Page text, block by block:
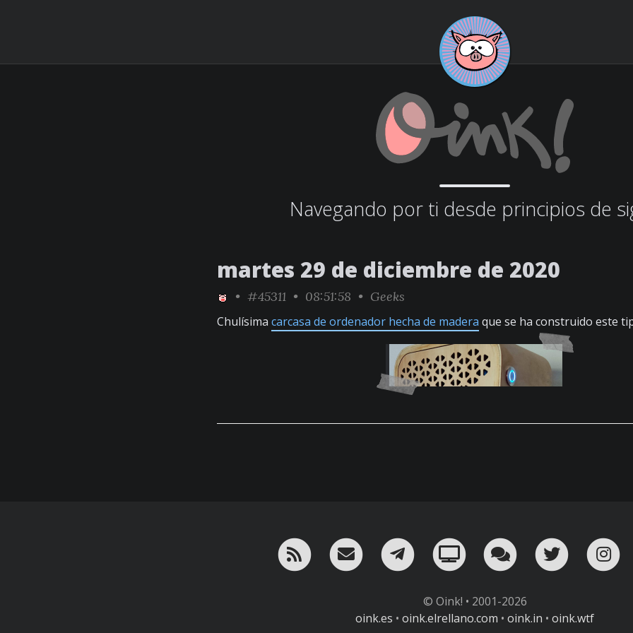
Navegando por ti desde principios de
martes 29 de diciembre de 2020
• #45311 • 08:51:58 • Geeks
Chulísima carcasa de ordenador hecha de madera que se ha construido este
RSS ¡Mándame un email!
¡Nuestro canal en Telegram!
Oink! TV Charla conTwitter
© Oink! • 2001-2026
oink.es • oink.elrellano.com • oink.in • oink.wtf